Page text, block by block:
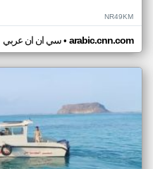
NR49KM
سي ان ان عربي• arabic.cnn.com